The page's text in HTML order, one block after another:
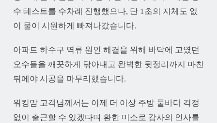
수 테스트를 수차례 진행했으나, 단 1초의 지체도 없
이 물이 시원하게 빠져나갔습니다.
아파트 하수구 역류 원인 해결을 위해 바닥에 고였던
오수들을 깨끗하게 닦아내고 완벽한 뒷정리까지 마친
뒤에야 시공을 마무리했습니다.
워킹맘 고객님께서는 이제 더 이상 주방 물바다 걱정
없이 출근할 수 있겠다며 환한 미소로 감사의 인사를